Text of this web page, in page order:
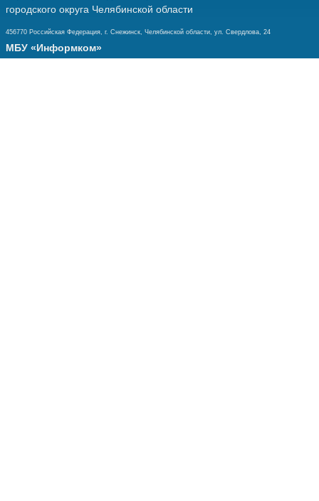
городского округа Челябинской области
456770 Российская Федерация, г. Снежинск, Челябинской области, ул. Свердлова, 24
МБУ «Информком»